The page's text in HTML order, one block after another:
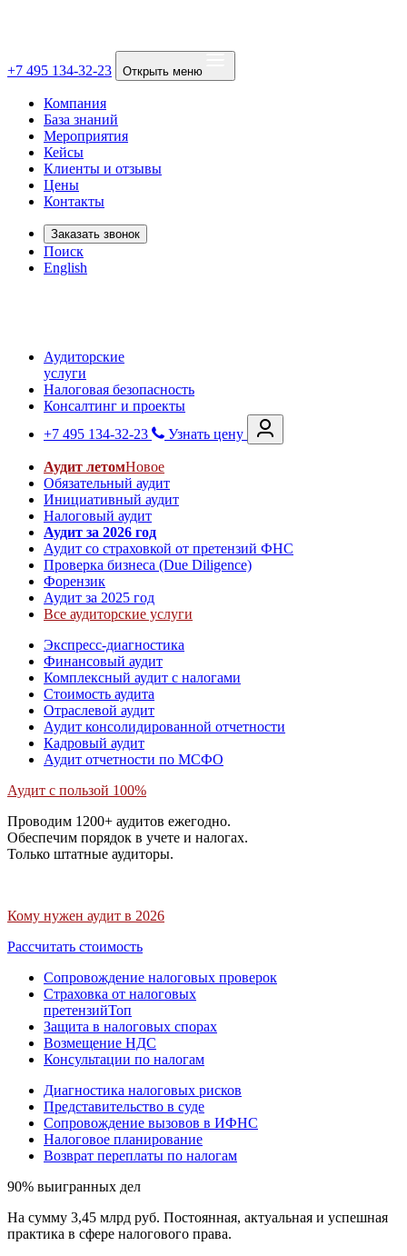
+7 495 134-32-23 Открыть меню
Компания
База знаний
Мероприятия
Кейсы
Клиенты и отзывы
Цены
Контакты
Заказать звонок
Поиск
English
Аудиторские
услуги
Налоговая безопасность
Консалтинг и проекты
+7 495 134-32-23
Узнать цену
Аудит летомНовое
Обязательный аудит
Инициативный аудит
Налоговый аудит
Аудит за 2026 год
Аудит со страховкой от претензий ФНС
Проверка бизнеса (Due Diligence)
Форензик
Аудит за 2025 год
Все аудиторские услуги
Экспресс-диагностика
Финансовый аудит
Комплексный аудит с налогами
Стоимость аудита
Отраслевой аудит
Аудит консолидированной отчетности
Кадровый аудит
Аудит отчетности по МСФО
Аудит с пользой 100%
Проводим 1200+ аудитов ежегодно.
Обеспечим порядок в учете и налогах.
Только штатные аудиторы.
Кому нужен аудит в 2026
Рассчитать стоимость
Сопровождение налоговых проверок
Страховка от налоговых
претензийТоп
Защита в налоговых спорах
Возмещение НДС
Консультации по налогам
Диагностика налоговых рисков
Представительство в суде
Сопровождение вызовов в ИФНС
Налоговое планирование
Возврат переплаты по налогам
90% выигранных дел
На сумму 3,45 млрд руб. Постоянная, актуальная и успешная
практика в сфере налогового права.